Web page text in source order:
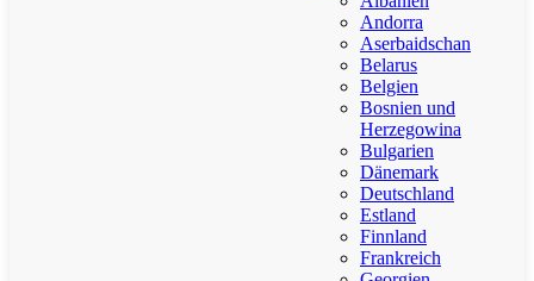
Andorra
Aserbaidschan
Belarus
Belgien
Bosnien und
Herzegowina
Bulgarien
Dänemark
Deutschland
Estland
Finnland
Frankreich